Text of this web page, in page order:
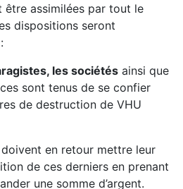
assimilées par tout le
dispositions seront
les sociétés ainsi que
sont tenus de se confier
de destruction de VHU
en retour mettre leur
de ces derniers en prenant
une somme d’argent.